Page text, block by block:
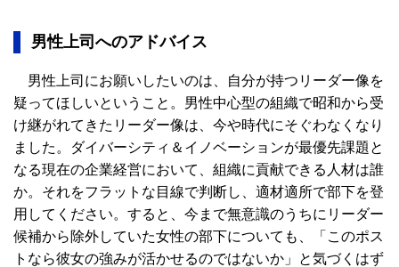
男性上司へのアドバイス
男性上司にお願いしたいのは、自分が持つリーダー像を
疑ってほしいということ。男性中心型の組織で昭和から受
け継がれてきたリーダー像は、今や時代にそぐわなくなり
ました。ダイバーシティ＆イノベーションが最優先課題と
なる現在の企業経営において、組織に貢献できる人材は誰
か。それをフラットな目線で判断し、適材適所で部下を登
用してください。すると、今まで無意識のうちにリーダー
候補から除外していた女性の部下についても、「このポス
トなら彼女の強みが活かせるのではないか」と気づくはず